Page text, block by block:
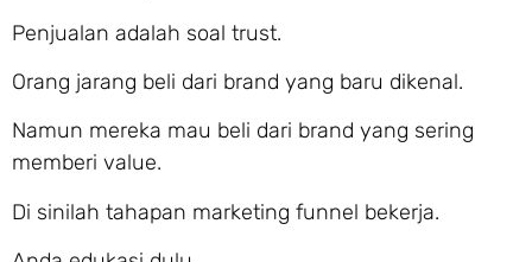
Penjualan adalah soal trust.
Orang jarang beli dari brand yang baru dikenal.
Namun mereka mau beli dari brand yang sering
memberi value.
Di sinilah tahapan marketing funnel bekerja.